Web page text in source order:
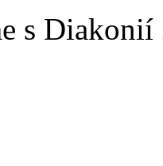
s Diakonií